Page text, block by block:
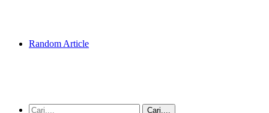
Random Article
Cari....